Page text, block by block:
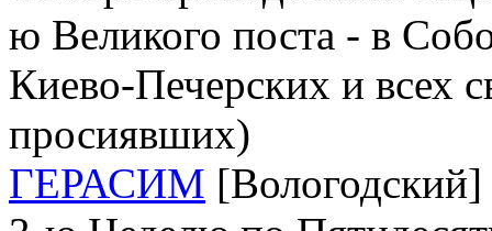
ю Великого поста - в
Киево-Печерских и всех
просиявших)
ГЕРАСИМ